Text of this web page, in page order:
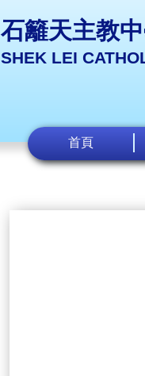
石籬天主教
SHEK LEI
首頁